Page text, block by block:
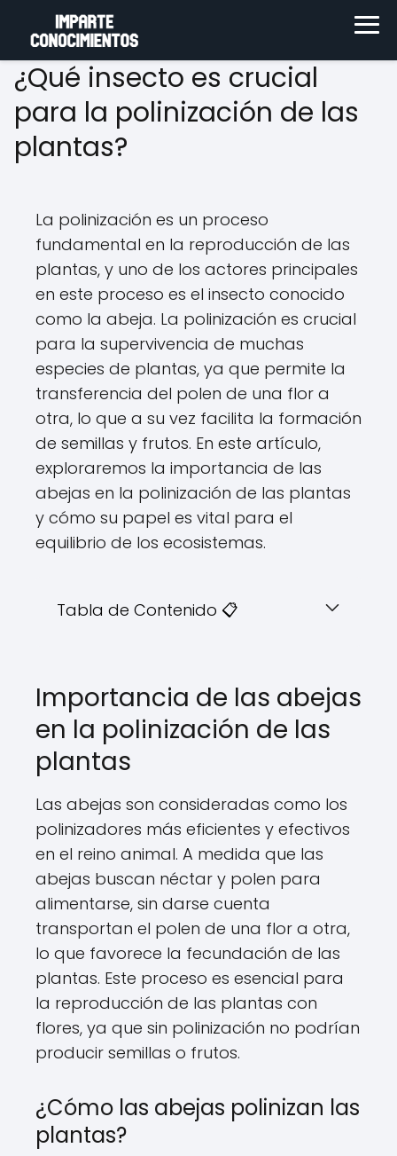
¿Qué insecto es crucial
para la polinización de las
plantas?
La polinización es un proceso
fundamental en la reproducción de las
plantas, y uno de los actores principales
en este proceso es el insecto conocido
como la abeja. La polinización es crucial
para la supervivencia de muchas
especies de plantas, ya que permite la
transferencia del polen de una flor a
otra, lo que a su vez facilita la formación
de semillas y frutos. En este artículo,
exploraremos la importancia de las
abejas en la polinización de las plantas
y cómo su papel es vital para el
equilibrio de los ecosistemas.
Tabla de Contenido 📋
Importancia de las abejas
en la polinización de las
plantas
Las abejas son consideradas como los
polinizadores más eficientes y efectivos
en el reino animal. A medida que las
abejas buscan néctar y polen para
alimentarse, sin darse cuenta
transportan el polen de una flor a otra,
lo que favorece la fecundación de las
plantas. Este proceso es esencial para
la reproducción de las plantas con
flores, ya que sin polinización no podrían
producir semillas o frutos.
¿Cómo las abejas polinizan las
plantas?